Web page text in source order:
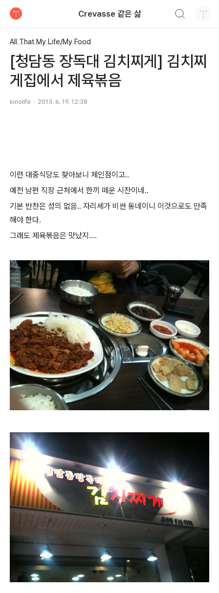
Crevasse 같은 삶
All That My Life/My Food
[청담동 장독대 김치찌게] 김치찌
게집에서 제육볶음
kinolife 2013. 6. 19. 12:38
이런 대중식당도 찾아보니 체인점이고..
예전 남편 직장 근처에서 한끼 떼운 시잔이네..
기본 반찬은 성의 없음.. 자리세가 비싼 동네이니 이것으로도 만족
해야 한다.
그래도 제육볶음은 맛났지....